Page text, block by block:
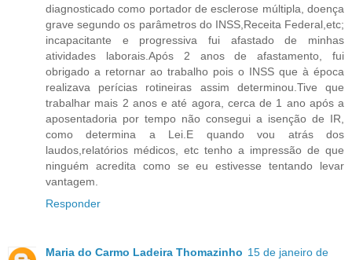
diagnosticado como portador de esclerose múltipla, doença
grave segundo os parâmetros do INSS,Receita Federal,etc;
incapacitante e progressiva fui afastado de minhas
atividades laborais.Após 2 anos de afastamento, fui
obrigado a retornar ao trabalho pois o INSS que à época
realizava perícias rotineiras assim determinou.Tive que
trabalhar mais 2 anos e até agora, cerca de 1 ano após a
aposentadoria por tempo não consegui a isenção de IR,
como determina a Lei.E quando vou atrás dos
laudos,relatórios médicos, etc tenho a impressão de que
ninguém acredita como se eu estivesse tentando levar
vantagem.
Responder
Maria do Carmo Ladeira Thomazinho 15 de janeiro de